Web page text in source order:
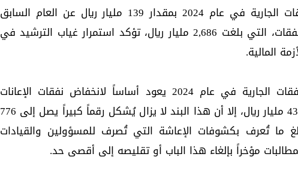
فعلى الرغم من انخفاض النفقات الجارية في عام 2024 بمقدار 139 مليار ريال عن العام السابق
2023م، إلا أن تفاصيل هذه النفقات، التي بلغت 2,686 مليار ريال، تؤكد استمرار غياب الترشيد في
المالية.
ويقول التقرير إن انخفاض النفقات الجارية في عام 2024 يعود أساساً لانخفاض نفقات الإعانات
والمنافع الاجتماعية بمقدار 433.8 مليار ريال، إلا أن هذا البند لا يزال يُشكل رقماً كبيراً يصل إلى 776
ما تُعرف بكشوفات الإعاشة التي تُصرف للمسؤولين والقيادات
مؤخراً بإلغاء هذا الباب أو تقليصه إلى أقصى حد.